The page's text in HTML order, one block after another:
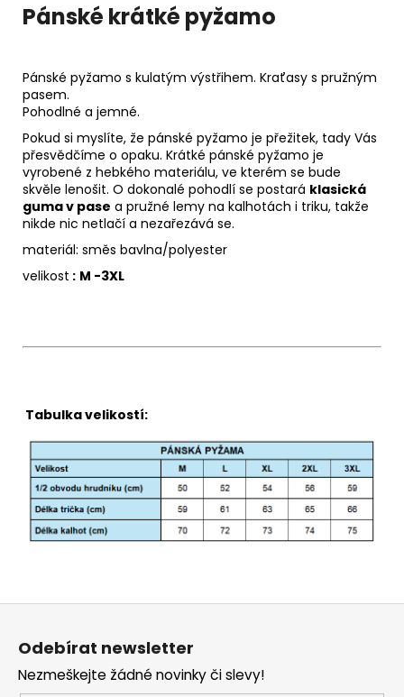
Pánské krátké pyžamo
Pánské pyžamo s kulatým výstřihem. Kraťasy s pružným
pasem.
Pohodlné a jemné.
Pokud si myslíte, že pánské pyžamo je přežitek, tady Vás
přesvědčíme o opaku. Krátké pánské pyžamo je
vyrobené z hebkého materiálu, ve kterém se bude
skvěle lenošit. O dokonalé pohodlí se postará klasická
guma v pase a pružné lemy na kalhotách i triku, takže
nikde nic netlačí a nezařezává se.
materiál: směs bavlna/polyester
velikost : M -3XL
Tabulka velikostí:
Odebírat newsletter
Nezmeškejte žádné novinky či slevy!